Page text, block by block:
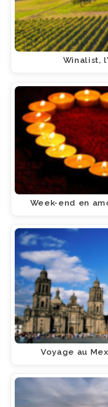
Winalist,
Week-end en
Voyage au